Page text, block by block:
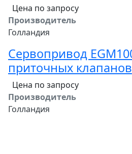
Цена по запросу
Производитель
Голландия
Сервопривод
приточных клапанов
Цена по запросу
Производитель
Голландия